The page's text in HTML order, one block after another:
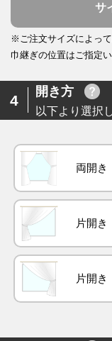
サ
※ご注文サイズによって
巾継ぎの位置はご指定い
4
開き方
以下より選択
両開き
片開き
片開き